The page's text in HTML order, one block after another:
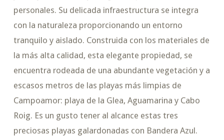
personales. Su delicada infraestructura se integra
con la naturaleza proporcionando un entorno
tranquilo y aislado. Construida con los materiales de
la más alta calidad, esta elegante propiedad, se
encuentra rodeada de una abundante vegetación y a
escasos metros de las playas más limpias de
Campoamor: playa de la Glea, Aguamarina y Cabo
Roig. Es un gusto tener al alcance estas tres
preciosas playas galardonadas con Bandera Azul.